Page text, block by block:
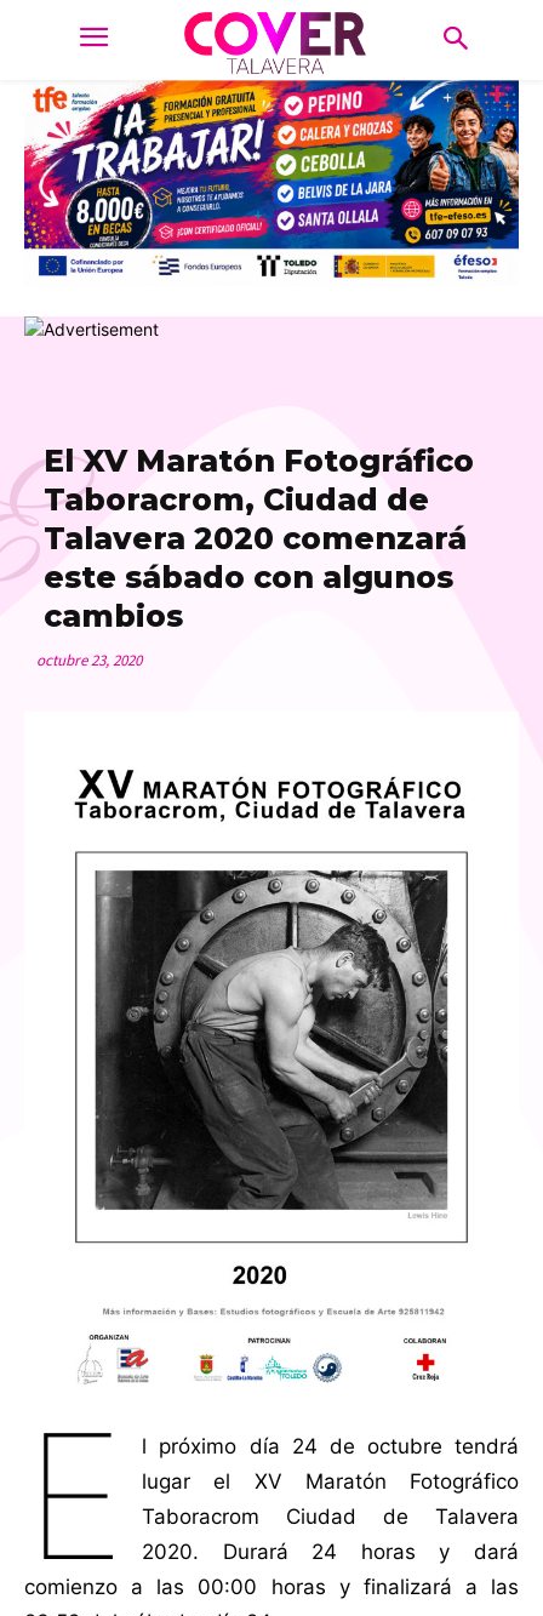
El XV Maratón Fotográfico
Taboracrom, Ciudad de
Talavera 2020 comenzará
este sábado con algunos
cambios
octubre 23, 2020
E
l próximo día 24 de octubre tendrá
lugar el XV Maratón Fotográfico
Taboracrom Ciudad de Talavera
2020. Durará 24 horas y dará
comienzo a las 00:00 horas y finalizará a las